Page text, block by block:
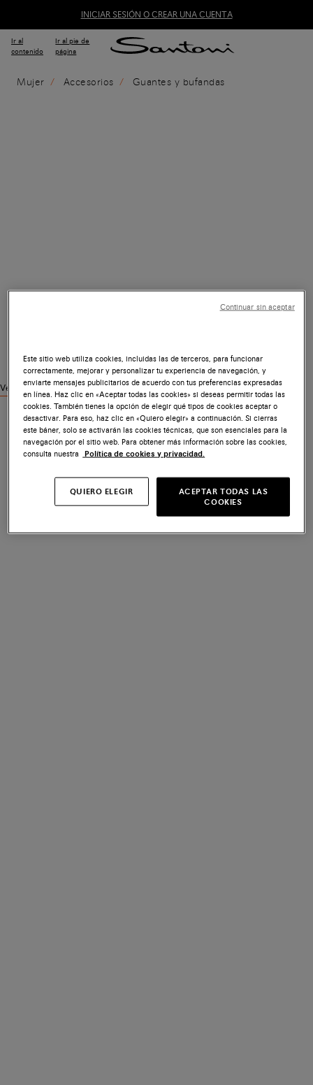
INICIAR SESIÓN O CREAR UNA CUENTA
Ir al
contenido
Ir al pie de
página
Mujer Accesorios Guantes y bufandas
Ver productos similares
Este sitio web utiliza cookies, incluidas las de terceros, para funcionar
correctamente, mejorar y personalizar tu experiencia de navegación, y
enviarte mensajes publicitarios de acuerdo con tus preferencias expresadas
en línea. Haz clic en «Aceptar todas las cookies» si deseas permitir todas las
cookies. También tienes la opción de elegir qué tipos de cookies aceptar o
desactivar. Para eso, haz clic en «Quiero elegir» a continuación. Si cierras
este báner, solo se activarán las cookies técnicas, que son esenciales para la
navegación por el sitio web. Para obtener más información sobre las cookies,
consulta nuestra
Política de cookies y privacidad.
QUIERO ELEGIR
ACEPTAR TODAS LAS
COOKIES
Continuar sin aceptar